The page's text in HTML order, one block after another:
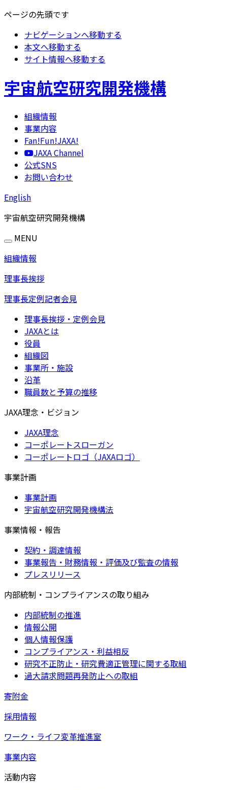
ページの先頭です
ナビゲーションへ移動する
本文へ移動する
サイト情報へ移動する
宇宙航空研究開発機構
組織情報
事業内容
Fan!Fun!JAXA!
JAXA Channel
公式SNS
お問い合わせ
English
宇宙航空研究開発機構
MENU
組織情報
理事長挨拶
理事長定例記者会見
理事長挨拶・定例会見
JAXAとは
役員
組織図
事業所・施設
沿革
職員数と予算の推移
JAXA理念・ビジョン
JAXA理念
コーポレートスローガン
コーポレートロゴ（JAXAロゴ）
事業計画
事業計画
宇宙航空研究開発機構法
事業情報・報告
契約・調達情報
事業報告・財務情報・評価及び監査の情報
プレスリリース
内部統制・コンプライアンスの取り組み
内部統制の推進
情報公開
個人情報保護
コンプライアンス・利益相反
研究不正防止・研究費適正管理に関する取組
過大請求問題再発防止への取組
寄附金
採用情報
ワーク・ライフ変革推進室
事業内容
活動内容